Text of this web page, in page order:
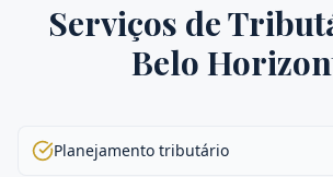
Serviços de
Belo
Planejamento tributário